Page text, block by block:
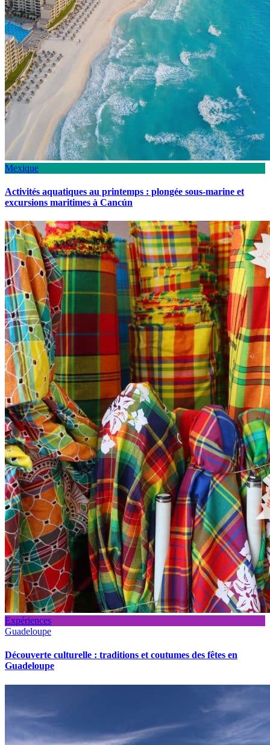
Mexique
Activités aquatiques au printemps : plongée sous-marine et
excursions maritimes à Cancún
Expériences
Guadeloupe
Découverte culturelle : traditions et coutumes des fêtes en
Guadeloupe